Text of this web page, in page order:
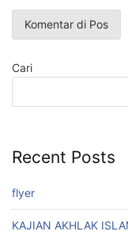
Cari
Recent Posts
flyer
KAJIAN AKHLAK